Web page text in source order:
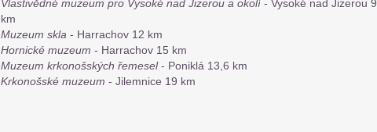
Vlastivědné muzeum pro Vysoké nad Jizerou a okolí- Vysoké nad Jizerou 9
km
Muzeum skla - Harrachov 12 km
Hornické muzeum - Harrachov 15 km
Muzeum krkonošských řemesel- Poniklá 13,6 km
Krkonošské muzeum - Jilemnice 19 km